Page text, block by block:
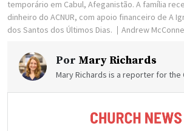
temporário em Cabul, Afeganistão. A família
dinheiro do ACNUR, com apoio financeiro de A
dos Santos dos Últimos Dias.
Andrew
Por Mary Richards
Mary Richards is a reporter for the